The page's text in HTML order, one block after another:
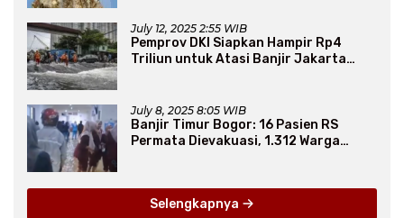
July 12, 2025 2:55 WIB
Pemprov DKI Siapkan Hampir Rp4
Triliun untuk Atasi Banjir Jakarta
July 8, 2025 8:05 WIB
Banjir Timur Bogor: 16 Pasien RS
Permata Dievakuasi, 1.312 Warga
Selengkapnya